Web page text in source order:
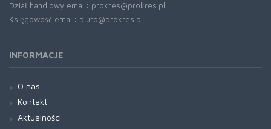
Dział handlowy email: prokres@prokres.pl
Księgowość email: biuro@prokres.pl
INFORMACJE
O nas
Kontakt
Aktualności